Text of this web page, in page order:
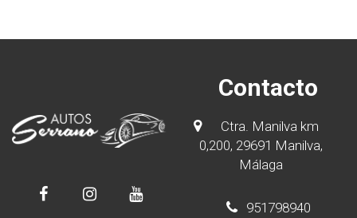
Contacto
Ctra. Manilva km
0,200, 29691 Manilva,
Málaga
951798940